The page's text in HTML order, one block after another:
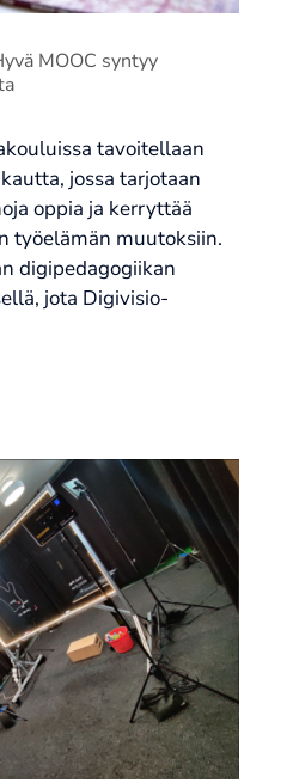
MOOC syntyy
tavoitellaan
jossa tarjotaan
oppia ja kerryttää
työelämän muutoksiin.
digipedagogiikan
jota Digivisio-